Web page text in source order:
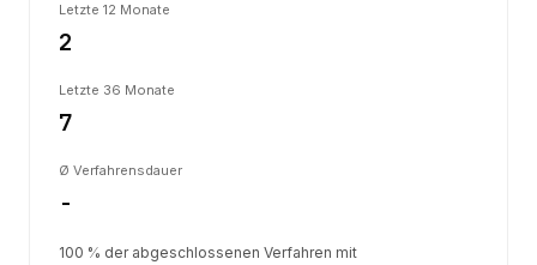
Letzte 12 Monate
2
Letzte 36 Monate
7
Ø Verfahrensdauer
-
100 % der abgeschlossenen Verfahren mit